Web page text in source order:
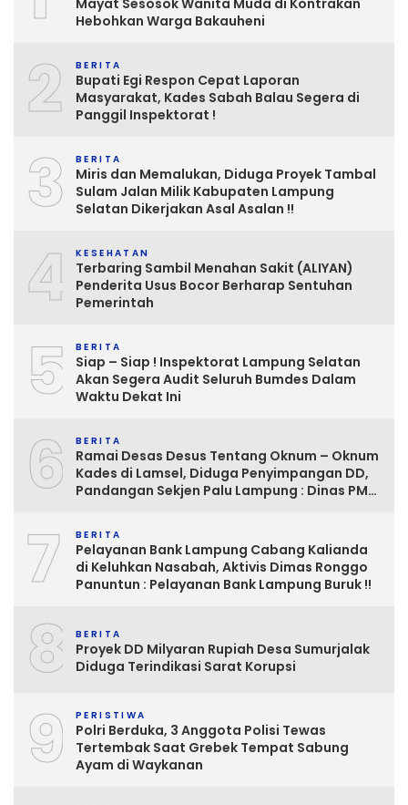
Mayat Sesosok Wanita Muda di Kontrakan
Hebohkan Warga Bakauheni
2 BERITA
Bupati Egi Respon Cepat Laporan
Masyarakat, Kades Sabah Balau Segera di
Panggil Inspektorat !
3 BERITA
Miris dan Memalukan, Diduga Proyek Tambal
Sulam Jalan Milik Kabupaten Lampung
Selatan Dikerjakan Asal Asalan !!
4 KESEHATAN
Terbaring Sambil Menahan Sakit (ALIYAN)
Penderita Usus Bocor Berharap Sentuhan
Pemerintah
5 BERITA
Siap – Siap ! Inspektorat Lampung Selatan
Akan Segera Audit Seluruh Bumdes Dalam
Waktu Dekat Ini
6 BERITA
Ramai Desas Desus Tentang Oknum – Oknum
Kades di Lamsel, Diduga Penyimpangan DD,
Pandangan Sekjen Palu Lampung : Dinas PMD
7 BERITA
Pelayanan Bank Lampung Cabang Kalianda
di Keluhkan Nasabah, Aktivis Dimas Ronggo
Panuntun : Pelayanan Bank Lampung Buruk !!
8 BERITA
Proyek DD Milyaran Rupiah Desa Sumurjalak
Diduga Terindikasi Sarat Korupsi
9 PERISTIWA
Polri Berduka, 3 Anggota Polisi Tewas
Tertembak Saat Grebek Tempat Sabung
Ayam di Waykanan